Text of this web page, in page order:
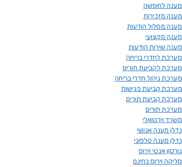
מענה לחופשה
מענה מזכירות
מענה מסלול הודעות
מענה מקצועי
מענה שירות הודעות
מערכת לחדרי בריחה
מערכת לקביעת תורים
מערכת ניהול חדרי בריחה
מערכת קביעת פגישות
מערכת קביעת תורים
מערכת תורים
משרד וירטואלי
נדלן מענה אנושי
נדלן מענה טלפוני
נורטון אנטי וירוס
סליקה וירוס בחינם